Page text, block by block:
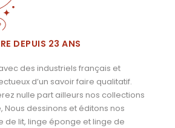
DEPUIS 23 ANS
des industriels français et
d’un savoir faire qualitatif.
nulle part ailleurs nos collections
Nous dessinons et éditons nos
de lit, linge éponge et linge de